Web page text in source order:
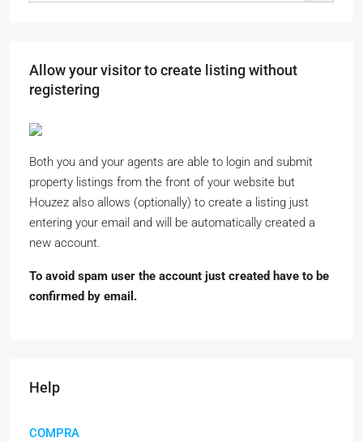
Allow your visitor to create listing without
registering
Both you and your agents are able to login and submit
property listings from the front of your website but
Houzez also allows (optionally) to create a listing just
entering your email and will be automatically created a
new account.
To avoid spam user the account just created have to be
confirmed by email.
Help
COMPRA